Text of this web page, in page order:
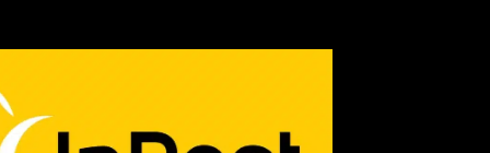
t
a
t
t
e
b